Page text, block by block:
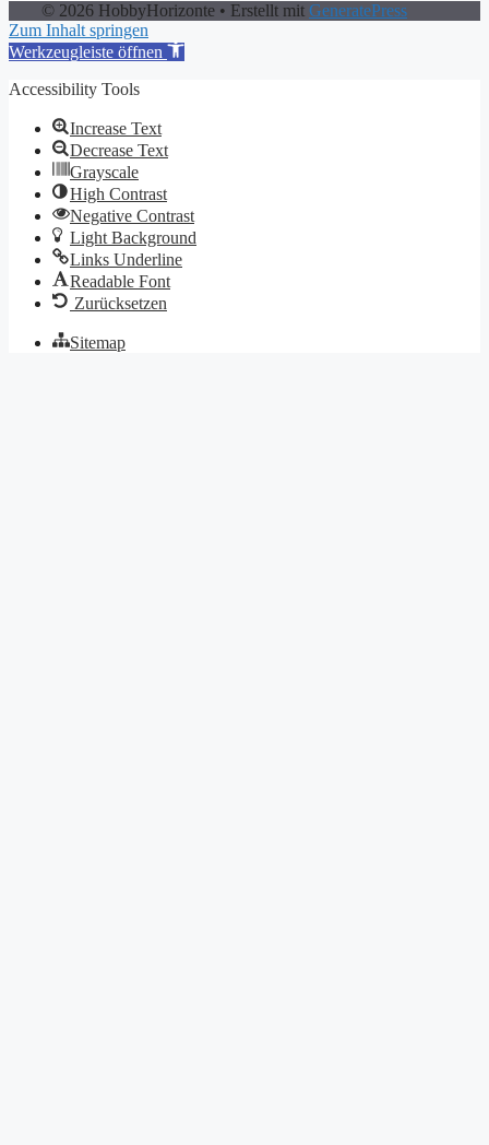
© 2026 HobbyHorizonte • Erstellt mit GeneratePress
Zum Inhalt springen
Werkzeugleiste öffnen
Accessibility Tools
Increase Text
Decrease Text
Grayscale
High Contrast
Negative Contrast
Light Background
Links Underline
Readable Font
Zurücksetzen
Sitemap